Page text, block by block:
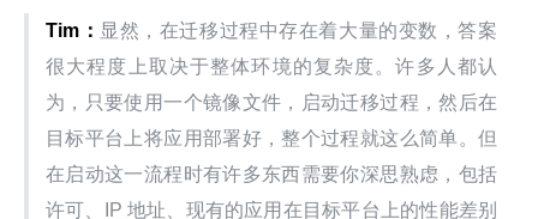
Tim ： 显然，在迁移过程中存在着大量的变数，答案
很大程度上取决于整体环境的复杂度。许多人都认
为，只要使用一个镜像文件，启动迁移过程，然后在
目标平台上将应用部署好，整个过程就这么简单。但
在启动这一流程时有许多东西需要你深思熟虑，包括
许可、IP 地址、现有的应用在目标平台上的性能差别